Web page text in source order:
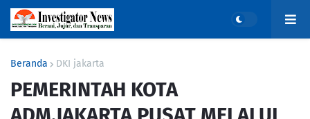
Beranda DKI jakarta
PEMERINTAH KOTA